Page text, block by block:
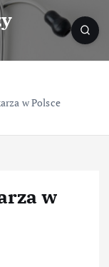
w Polsce
w